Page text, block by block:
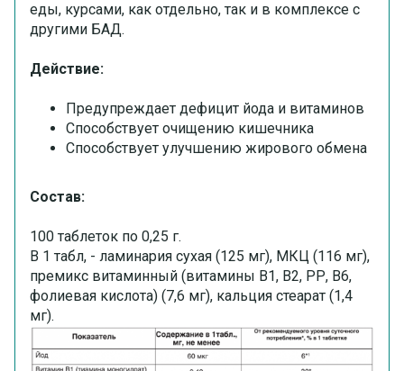
еды, курсами, как отдельно, так и в комплексе с
другими БАД.
Действие:
Предупреждает дефицит йода и витаминов
Способствует очищению кишечника
Способствует улучшению жирового обмена
Состав:
100 таблеток по 0,25 г.
В 1 табл, - ламинария сухая (125 мг), МКЦ (116 мг),
премикс витаминный (витамины В1, В2, РР, В6,
фолиевая кислота) (7,6 мг), кальция стеарат (1,4
мг).